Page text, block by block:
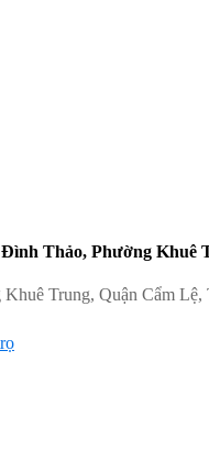
Thảo, Phường Khuê
Trung, Quận Cẩm Lệ,